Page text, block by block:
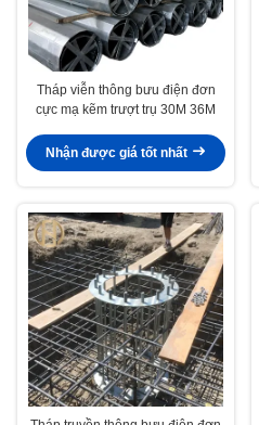
Tháp viễn thông bưu điện đơn
cực mạ kẽm trượt trụ 30M 36M
Nhận được giá tốt nhất